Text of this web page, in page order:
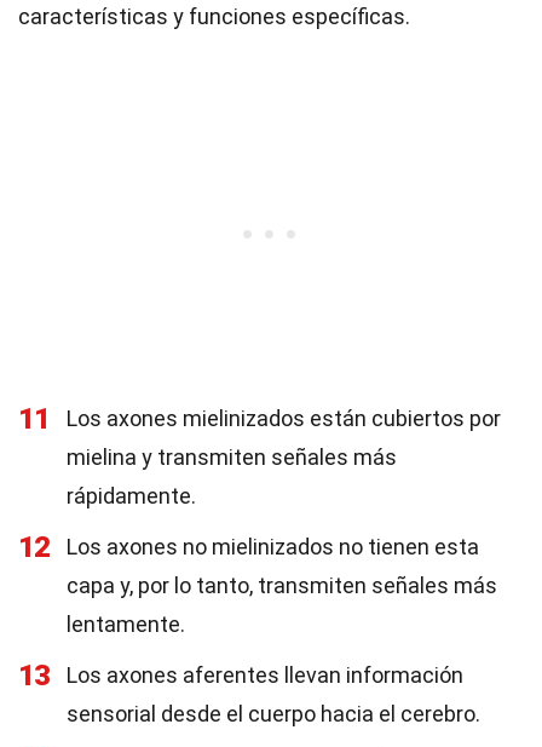
características y funciones específicas.
11
Los axones mielinizados están cubiertos por
mielina y transmiten señales más
rápidamente.
12
Los axones no mielinizados no tienen esta
capa y, por lo tanto, transmiten señales más
lentamente.
13
Los axones aferentes llevan información
sensorial desde el cuerpo hacia el cerebro.